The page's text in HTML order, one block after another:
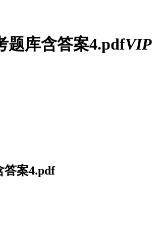
题库含答案4.pdfVIP
答案4.pdf